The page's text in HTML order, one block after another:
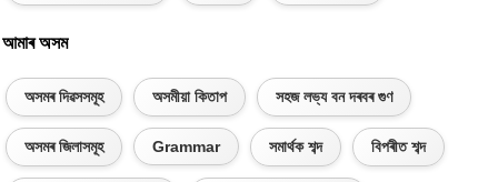
আমাৰ অসম
অসমৰ দিৱসসমূহ অসমীয়া কিতাপ সহজ লভ্য বন দৰবৰ গুণ
অসমৰ জিলাসমূহ Grammar সমাৰ্থক শব্দ বিপৰীত শব্দ